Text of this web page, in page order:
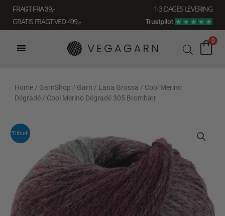
indholdet
FRAGT FRA 39, -
1-3 DAGES LEVERING
GRATIS FRAGT VED 499,-
0
Home / GarnShop / Garn / Lana Grossa / Cool Merino
Dégradé / Cool Merino Dégradé 305 Brombær
Tilbud!